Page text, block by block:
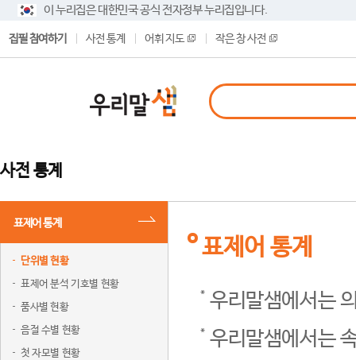
이 누리집은 대한민국 공식 전자정부 누리집입니다.
집필 참여하기 사전 통계 어휘 지도 작은 창 사전
사전 통계
표제어 통계
단위별 현황
표제어 분석 기호별 현황
품사별 현황
음절 수별 현황
첫 자모별 현황
표제어 통계
우리말샘에서는
우리말샘에서는